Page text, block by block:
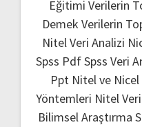
Eğitimi Verilerin
Demek Verilerin
Nitel Veri Analizi
Spss PdfSpss Veri
Ppt Nitel ve Nicel
Yöntemleri Nitel
Bilimsel Araştırma